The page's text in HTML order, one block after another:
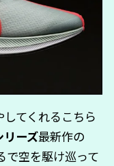
てくれるこちら
ーズ最新作の
で空を駆け巡って